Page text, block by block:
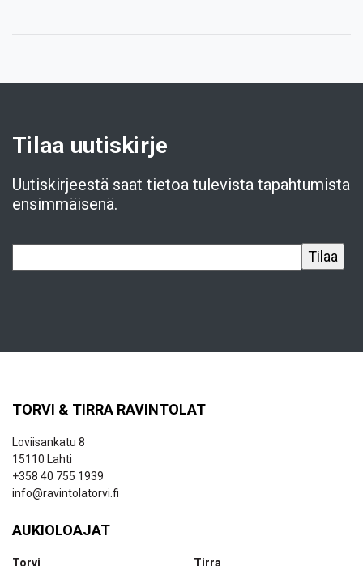
Tilaa uutiskirje
Uutiskirjeestä saat tietoa tulevista tapahtumista
ensimmäisenä.
TORVI & TIRRA RAVINTOLAT
Loviisankatu 8
15110 Lahti
+358 40 755 1939
info@ravintolatorvi.fi
AUKIOLOAJAT
Torvi Tirra